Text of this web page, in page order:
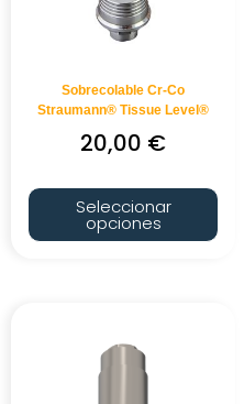
Sobrecolable Cr-Co
Straumann® Tissue Level®
20,00 €
Seleccionar
opciones